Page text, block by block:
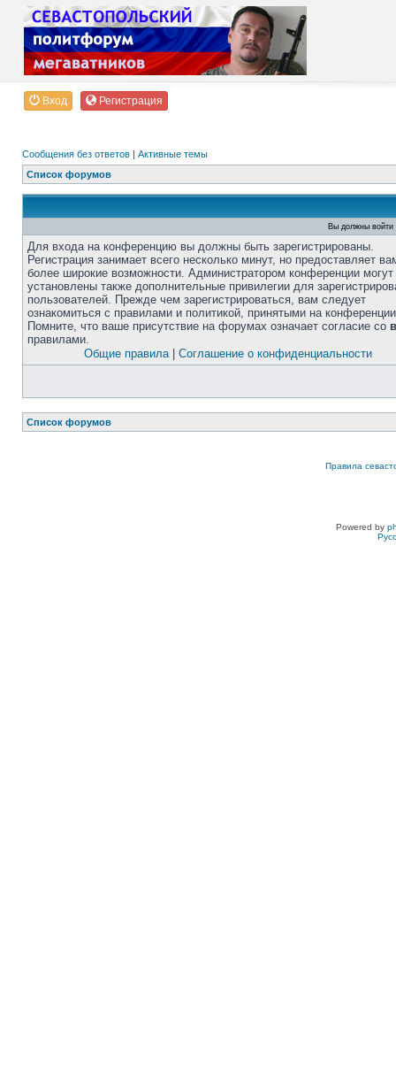
Вход Регистрация
Сообщения без ответов | Активные темы
Список форумов
Вы должны войти
Для входа на конференцию вы должны быть зарегистрированы.
Регистрация занимает всего несколько минут, но предоставляет
более широкие возможности. Администратором конференции
установлены также дополнительные привилегии для
пользователей. Прежде чем зарегистрироваться, вам следует
ознакомиться с правилами и политикой, принятыми на
Помните, что ваше присутствие на форумах означает согласие со
правилами.
Общие правила| Соглашение о конфиденциальности
Список форумов
Правила
Powered by